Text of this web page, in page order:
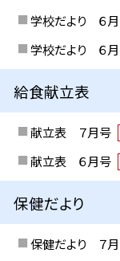
学校だより ６月
学校だより ６月
給食献立表
献立表 ７月号
献立表 ６月号
保健だより
保健だより ７